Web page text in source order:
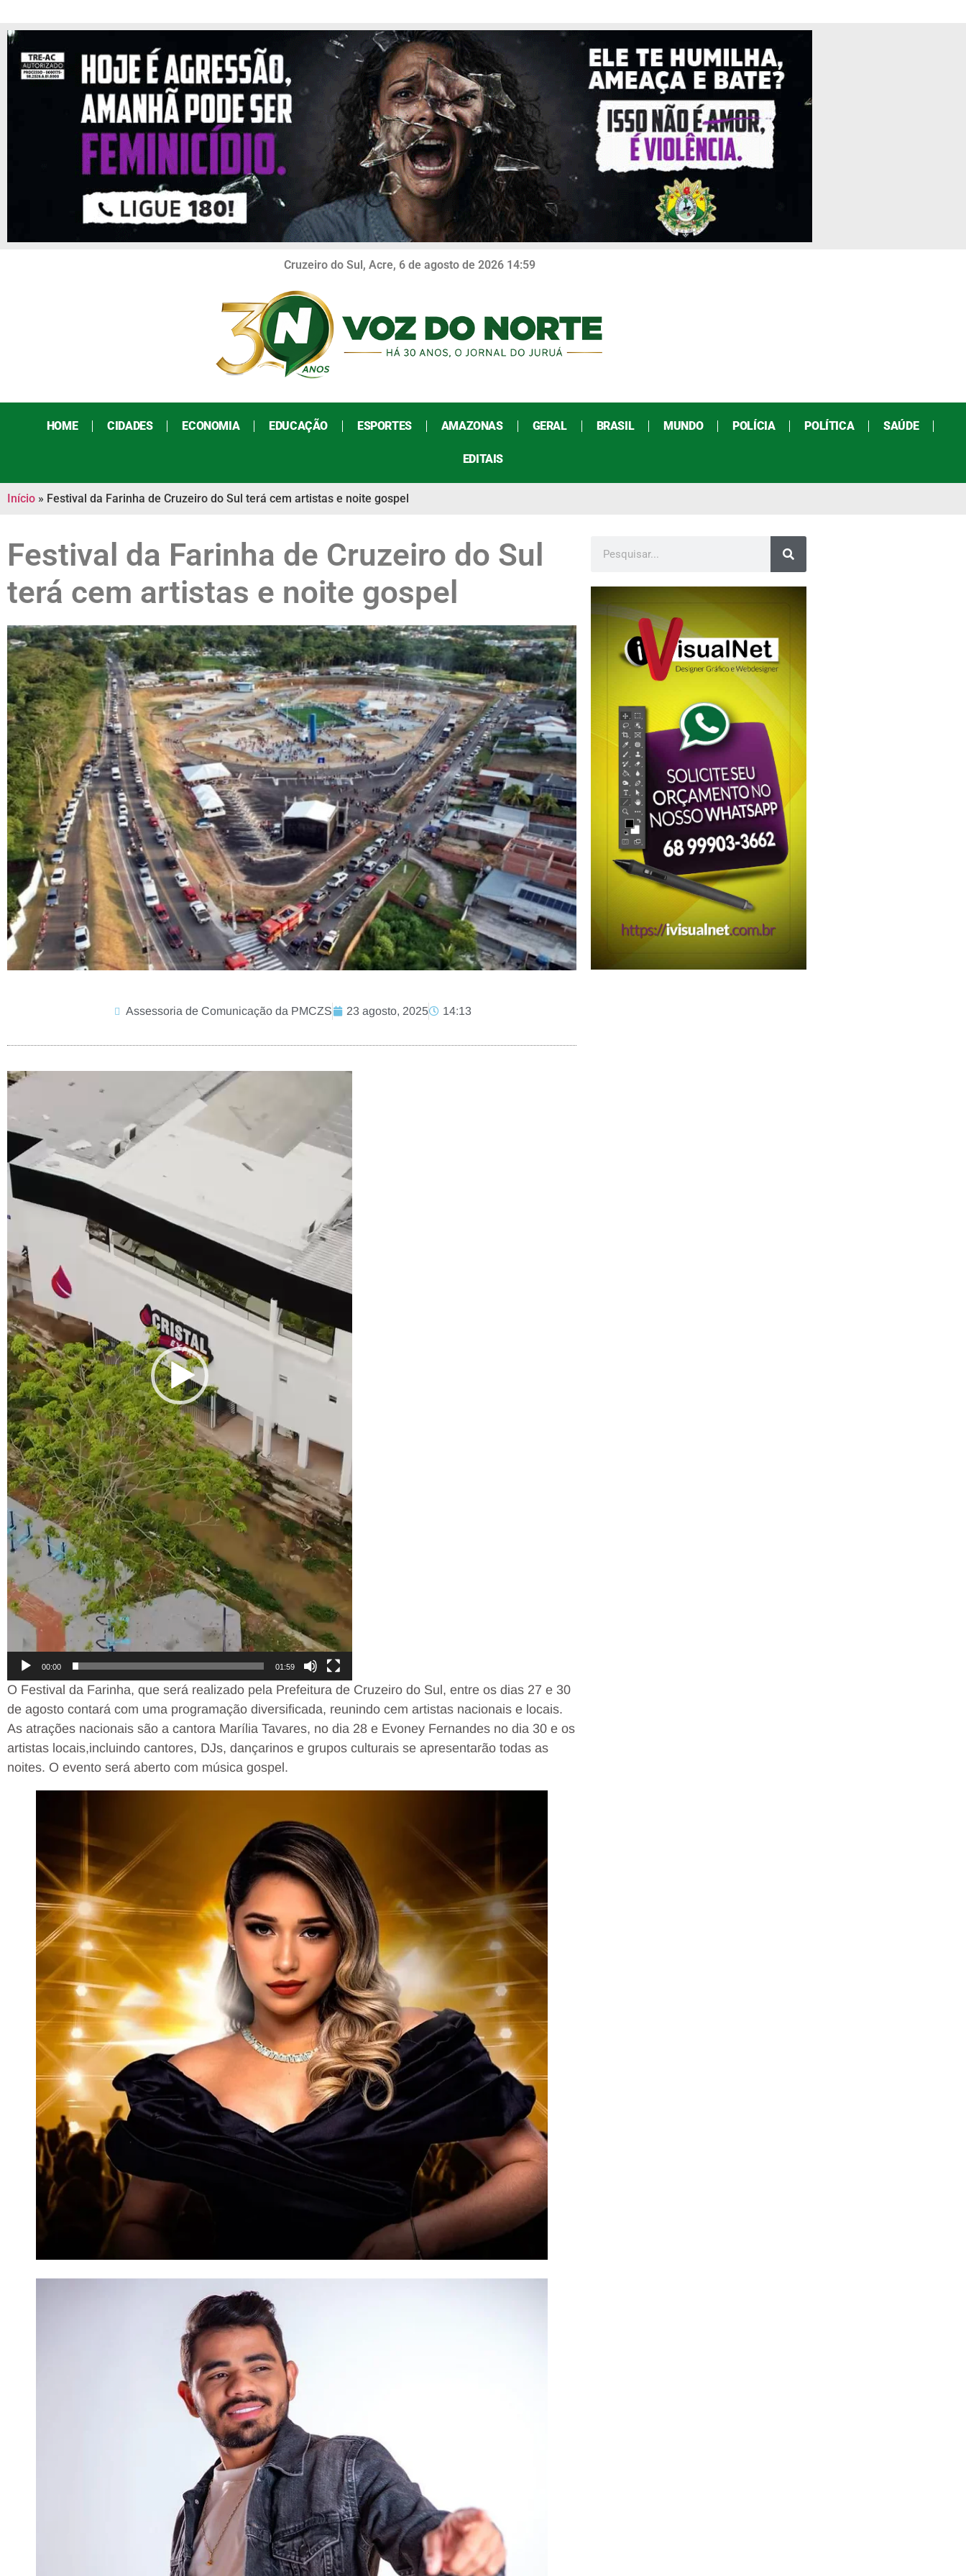
Cruzeiro do Sul, Acre, 6 de agosto de 2026 14:59
HOME CIDADES ECONOMIA EDUCAÇÃO ESPORTES AMAZONAS GERAL BRASIL MUNDO POLÍCIA POLÍTICA SAÚDE
EDITAIS
Início » Festival da Farinha de Cruzeiro do Sul terá cem artistas e noite gospel
Festival da Farinha de Cruzeiro do Sul
terá cem artistas e noite gospel
Assessoria de Comunicação da PMCZS 23 agosto, 2025 14:13
Tocador
vídeo
00:00 01:59
O Festival da Farinha, que será realizado pela Prefeitura de Cruzeiro do Sul, entre os dias 27 e 30
de agosto contará com uma programação diversificada, reunindo cem artistas nacionais e locais.
As atrações nacionais são a cantora Marília Tavares, no dia 28 e Evoney Fernandes no dia 30 e os
artistas locais,incluindo cantores, DJs, dançarinos e grupos culturais se apresentarão todas as
noites. O evento será aberto com música gospel.